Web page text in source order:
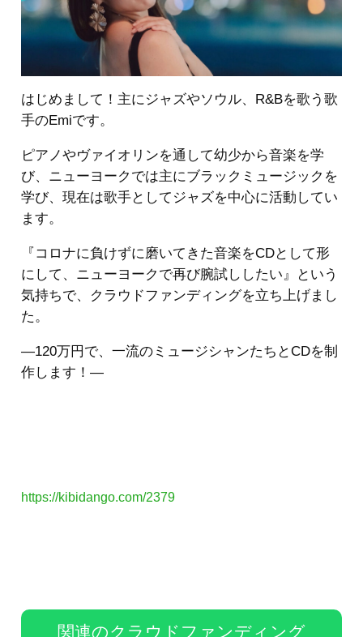
はじめまして！主にジャズやソウル、R&Bを歌う歌
手のEmiです。
ピアノやヴァイオリンを通して幼少から音楽を学
び、ニューヨークでは主にブラックミュージックを
学び、現在は歌手としてジャズを中心に活動してい
ます。
『コロナに負けずに磨いてきた音楽をCDとして形
にして、ニューヨークで再び腕試ししたい』という
気持ちで、クラウドファンディングを立ち上げまし
た。
—120万円で、一流のミュージシャンたちとCDを制
作します！—
https://kibidango.com/2379
関連のクラウドファンディング